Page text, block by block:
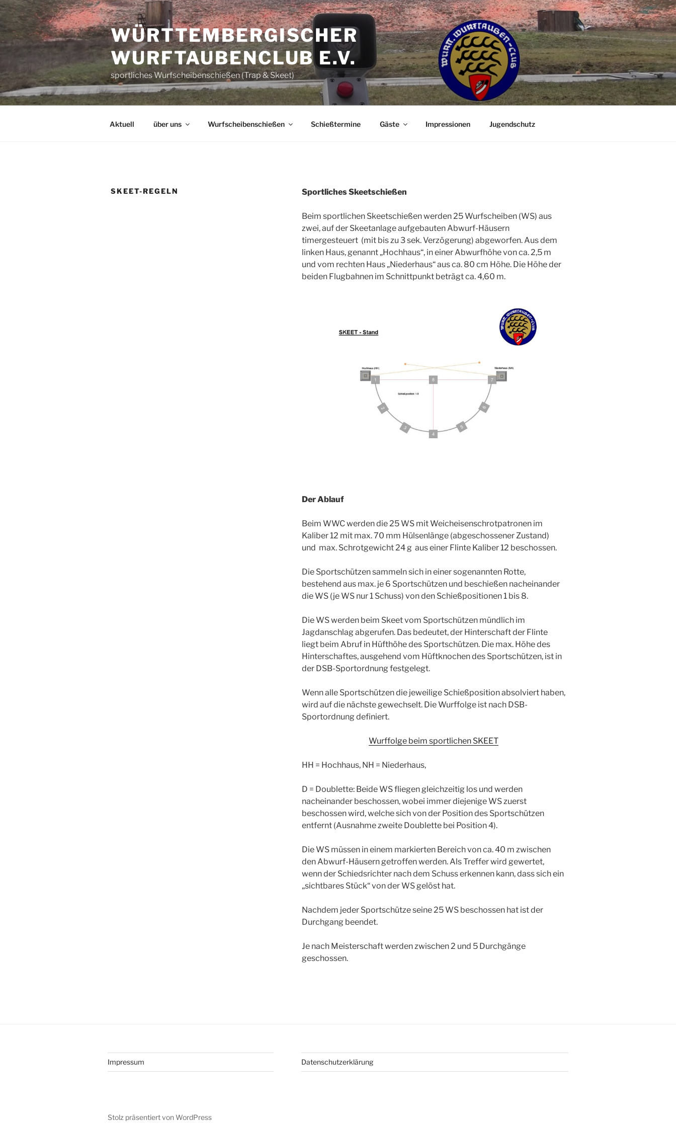
Zum
Inhalt
springen
WÜRTTEMBERGISCHER
WURFTAUBENCLUB E.V.
sportliches Wurfscheibenschießen (Trap & Skeet)
Aktuell über uns Wurfscheibenschießen Schießtermine Gäste Impressionen Jugendschutz
SKEET-REGELN Sportliches Skeetschießen
Beim sportlichen Skeetschießen werden 25 Wurfscheiben (WS) aus
zwei, auf der Skeetanlage aufgebauten Abwurf-Häusern
timergesteuert (mit bis zu 3 sek. Verzögerung) abgeworfen. Aus dem
linken Haus, genannt „Hochhaus“, in einer Abwurfhöhe von ca. 2,5 m
und vom rechten Haus „Niederhaus“ aus ca. 80 cm Höhe. Die Höhe der
beiden Flugbahnen im Schnittpunkt beträgt ca. 4,60 m.
Der Ablauf
Beim WWC werden die 25 WS mit Weicheisenschrotpatronen im
Kaliber 12 mit max. 70 mm Hülsenlänge (abgeschossener Zustand)
und max. Schrotgewicht 24 g aus einer Flinte Kaliber 12 beschossen.
Die Sportschützen sammeln sich in einer sogenannten Rotte,
bestehend aus max. je 6 Sportschützen und beschießen nacheinander
die WS (je WS nur 1 Schuss) von den Schießpositionen 1 bis 8.
Die WS werden beim Skeet vom Sportschützen mündlich im
Jagdanschlag abgerufen. Das bedeutet, der Hinterschaft der Flinte
liegt beim Abruf in Hüfthöhe des Sportschützen. Die max. Höhe des
Hinterschaftes, ausgehend vom Hüftknochen des Sportschützen, ist in
der DSB-Sportordnung festgelegt.
Wenn alle Sportschützen die jeweilige Schießposition absolviert haben,
wird auf die nächste gewechselt. Die Wurffolge ist nach DSB-
Sportordnung definiert.
Wurffolge beim sportlichen SKEET
HH = Hochhaus, NH = Niederhaus,
D = Doublette: Beide WS fliegen gleichzeitig los und werden
nacheinander beschossen, wobei immer diejenige WS zuerst
beschossen wird, welche sich von der Position des Sportschützen
entfernt (Ausnahme zweite Doublette bei Position 4).
Die WS müssen in einem markierten Bereich von ca. 40 m zwischen
den Abwurf-Häusern getroffen werden. Als Treffer wird gewertet,
wenn der Schiedsrichter nach dem Schuss erkennen kann, dass sich ein
„sichtbares Stück“ von der WS gelöst hat.
Nachdem jeder Sportschütze seine 25 WS beschossen hat ist der
Durchgang beendet.
Je nach Meisterschaft werden zwischen 2 und 5 Durchgänge
geschossen.
Impressum Datenschutzerklärung
Stolz präsentiert von WordPress